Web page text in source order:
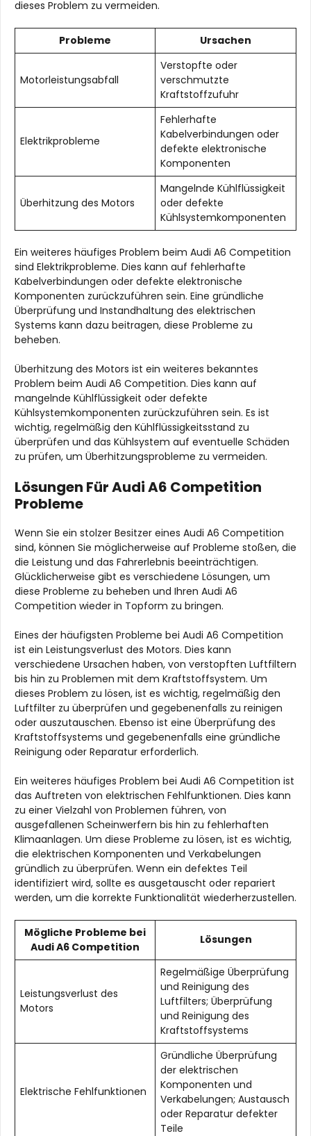
dieses Problem zu vermeiden.
Probleme Ursachen
Motorleistungsabfall
Verstopfte oder
verschmutzte
Kraftstoffzufuhr
Elektrikprobleme
Fehlerhafte
Kabelverbindungen oder
defekte elektronische
Komponenten
Überhitzung des Motors
Mangelnde Kühlflüssigkeit
oder defekte
Kühlsystemkomponenten
Ein weiteres häufiges Problem beim Audi A6 Competition
sind Elektrikprobleme. Dies kann auf fehlerhafte
Kabelverbindungen oder defekte elektronische
Komponenten zurückzuführen sein. Eine gründliche
Überprüfung und Instandhaltung des elektrischen
Systems kann dazu beitragen, diese Probleme zu
beheben.
Überhitzung des Motors ist ein weiteres bekanntes
Problem beim Audi A6 Competition. Dies kann auf
mangelnde Kühlflüssigkeit oder defekte
Kühlsystemkomponenten zurückzuführen sein. Es ist
wichtig, regelmäßig den Kühlflüssigkeitsstand zu
überprüfen und das Kühlsystem auf eventuelle Schäden
zu prüfen, um Überhitzungsprobleme zu vermeiden.
Lösungen Für Audi A6 Competition
Probleme
Wenn Sie ein stolzer Besitzer eines Audi A6 Competition
sind, können Sie möglicherweise auf Probleme stoßen, die
die Leistung und das Fahrerlebnis beeinträchtigen.
Glücklicherweise gibt es verschiedene Lösungen, um
diese Probleme zu beheben und Ihren Audi A6
Competition wieder in Topform zu bringen.
Eines der häufigsten Probleme bei Audi A6 Competition
ist ein Leistungsverlust des Motors. Dies kann
verschiedene Ursachen haben, von verstopften Luftfiltern
bis hin zu Problemen mit dem Kraftstoffsystem. Um
dieses Problem zu lösen, ist es wichtig, regelmäßig den
Luftfilter zu überprüfen und gegebenenfalls zu reinigen
oder auszutauschen. Ebenso ist eine Überprüfung des
Kraftstoffsystems und gegebenenfalls eine gründliche
Reinigung oder Reparatur erforderlich.
Ein weiteres häufiges Problem bei Audi A6 Competition ist
das Auftreten von elektrischen Fehlfunktionen. Dies kann
zu einer Vielzahl von Problemen führen, von
ausgefallenen Scheinwerfern bis hin zu fehlerhaften
Klimaanlagen. Um diese Probleme zu lösen, ist es wichtig,
die elektrischen Komponenten und Verkabelungen
gründlich zu überprüfen. Wenn ein defektes Teil
identifiziert wird, sollte es ausgetauscht oder repariert
werden, um die korrekte Funktionalität wiederherzustellen.
Mögliche Probleme bei
Audi A6 Competition
Lösungen
Leistungsverlust des
Motors
Regelmäßige Überprüfung
und Reinigung des
Luftfilters; Überprüfung
und Reinigung des
Kraftstoffsystems
Elektrische Fehlfunktionen
Gründliche Überprüfung
der elektrischen
Komponenten und
Verkabelungen; Austausch
oder Reparatur defekter
Teile